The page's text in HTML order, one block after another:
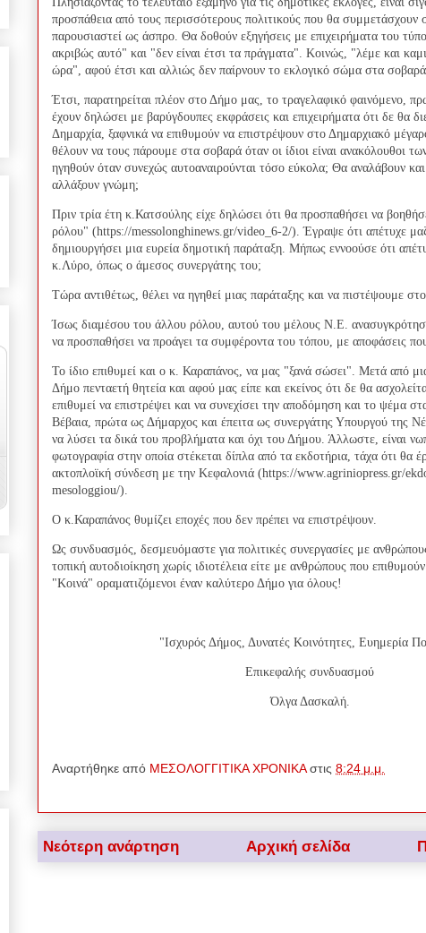
προσπάθεια από τους περισσότερους πολιτικούς που θα συμμετάσχουν
παρουσιαστεί ως άσπρο. Θα δοθούν εξηγήσεις με επιχειρήματα του
ακριβώς αυτό" και "δεν είναι έτσι τα πράγματα". Κοινώς, "λέμε και
ώρα", αφού έτσι και αλλιώς δεν παίρνουν το εκλογικό σώμα στα σοβαρά.
Έτσι, παρατηρείται πλέον στο Δήμο μας, το τραγελαφικό φαινόμενο,
έχουν δηλώσει με βαρύγδουπες εκφράσεις και επιχειρήματα ότι δε θα
Δημαρχία, ξαφνικά να επιθυμούν να επιστρέψουν στο Δημαρχιακό
θέλουν να τους πάρουμε στα σοβαρά όταν οι ίδιοι είναι ανακόλουθοι
ηγηθούν όταν συνεχώς αυτοαναιρούνται τόσο εύκολα; Θα αναλάβουν
αλλάξουν γνώμη;
Πριν τρία έτη κ.Κατσούλης είχε δηλώσει ότι θα προσπαθήσει να
ρόλου" (https://messolonghinews.gr/video_6-2/). Έγραψε ότι απέτυχε
δημιουργήσει μια ευρεία δημοτική παράταξη. Μήπως εννοούσε ότι
κ.Λύρο, όπως ο άμεσος συνεργάτης του;
Τώρα αντιθέτως, θέλει να ηγηθεί μιας παράταξης και να πιστέψουμε
Ίσως διαμέσου του άλλου ρόλου, αυτού του μέλους N.E.
να προσπαθήσει να προάγει τα συμφέροντα του τόπου, με αποφάσεις
Το ίδιο επιθυμεί και ο κ. Καραπάνος, να μας "ξανά σώσει". Μετά από
Δήμο πενταετή θητεία και αφού μας είπε και εκείνος ότι δε θα
επιθυμεί να επιστρέψει και να συνεχίσει την αποδόμηση και το ψέμα
Βέβαια, πρώτα ως Δήμαρχος και έπειτα ως συνεργάτης Υπουργού της
να λύσει τα δικά του προβλήματα και όχι του Δήμου. Άλλωστε, είναι
φωτογραφία στην οποία στέκεται δίπλα από τα εκδοτήρια, τάχα ότι θα
ακτοπλοϊκή σύνδεση με την Κεφαλονιά (https://www.agriniopress.gr/
mesologgiou/).
Ο κ.Καραπάνος θυμίζει εποχές που δεν πρέπει να επιστρέψουν.
Ως συνδυασμός, δεσμευόμαστε για πολιτικές συνεργασίες με
τοπική αυτοδιοίκηση χωρίς ιδιοτέλεια είτε με ανθρώπους που
"Κοινά" οραματιζόμενοι έναν καλύτερο Δήμο για όλους!
"Ισχυρός Δήμος, Δυνατές Κοινότητες, Ευημερία
Επικεφαλής συνδυασμού
Όλγα Δασκαλή.
Αναρτήθηκε από ΜΕΣΟΛΟΓΓΙΤΙΚΑ ΧΡΟΝΙΚΑ στις 8:24 μ.μ.
Νεότερη ανάρτηση Αρχική σελίδα